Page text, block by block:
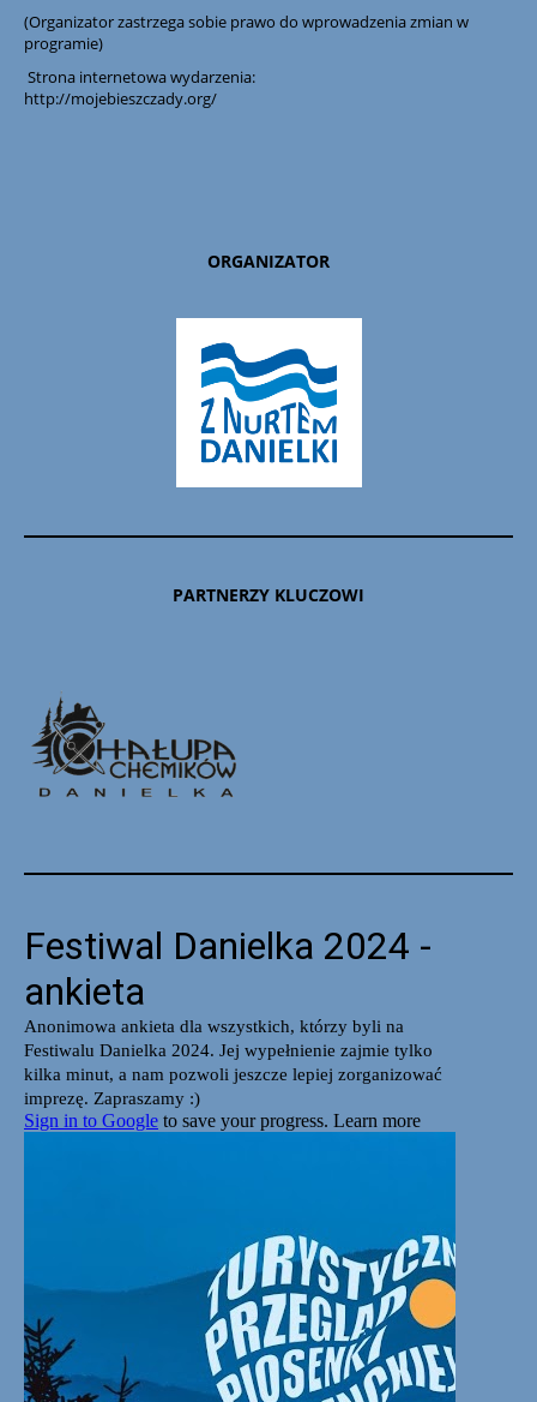
(Organizator zastrzega sobie prawo do wprowadzenia zmian w
programie)
Strona internetowa wydarzenia:
http://mojebieszczady.org/
ORGANIZATOR
PARTNERZY KLUCZOWI